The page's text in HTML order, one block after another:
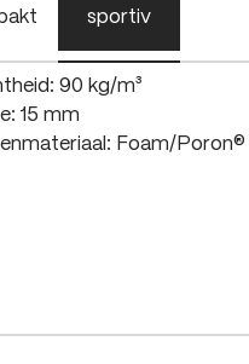
sportiv
90 kg/m³
15 mm
Foam/Poron®